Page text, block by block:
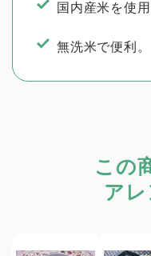
国内産米を使用
無洗米で便利。
この
ア